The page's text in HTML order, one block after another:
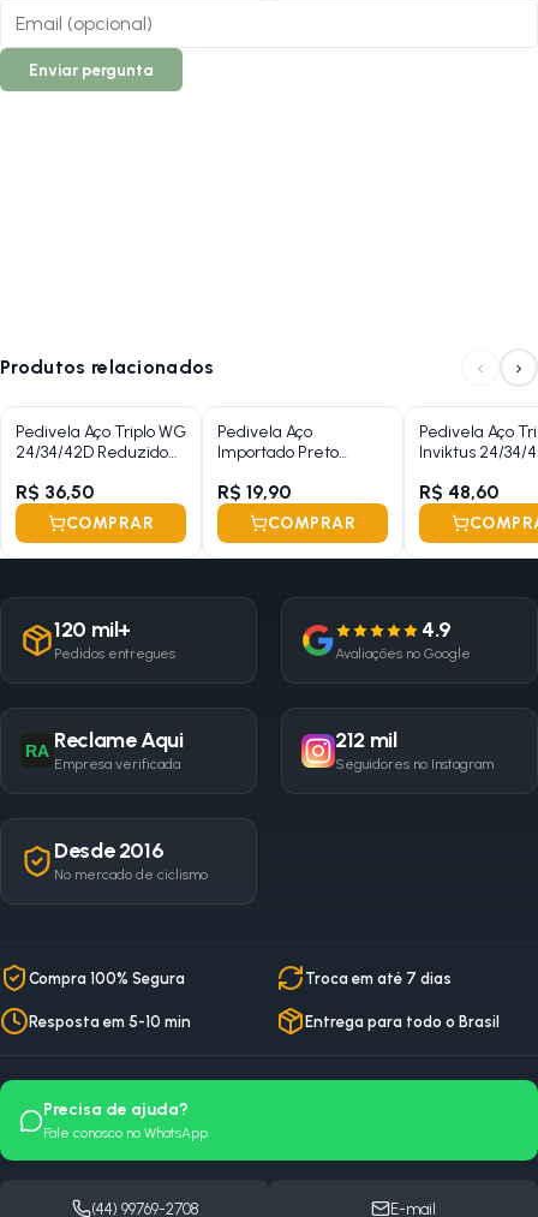
Enviar pergunta
Produtos relacionados ‹ ›
Pedivela Aço Triplo WG
24/34/42D Reduzido
Quadrada Com
Protetor
R$ 36,50
COMPRAR
Pedivela Aço
Importado Preto
R$ 19,90
COMPRAR
Pedivela Aço
Inviktus 24/34/
Protetor
R$ 48,60
120 mil+
Pedidos entregues
4.9
Avaliações no Google
RA Reclame Aqui
Empresa verificada
212 mil
Seguidores no Instagram
Desde 2016
No mercado de ciclismo
Compra 100% Segura Troca em até 7 dias
Resposta em 5-10 min Entrega para todo o Brasil
Precisa de ajuda?
Fale conosco no WhatsApp
(44) 99769-2708 E-mail